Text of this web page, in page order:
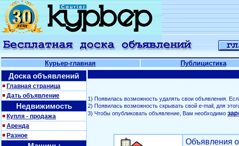
Курьер-главная Публицистика
Доска объявлений
Главная страница
Дать объявление
Недвижимость
Купля - продажа
Аренда
Разное
1) Появилась возможность удалять свои объявления.
2) Появилась возможность скрывать свой е-mail, для
3) Чтобы опубликовать объявление, Вам необходимо
Объявления